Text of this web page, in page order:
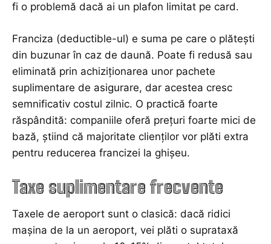
fi o problemă dacă ai un plafon limitat pe card.
Franciza (deductible-ul) e suma pe care o plătești
din buzunar în caz de daună. Poate fi redusă sau
eliminată prin achiziționarea unor pachete
suplimentare de asigurare, dar acestea cresc
semnificativ costul zilnic. O practică foarte
răspândită: companiile oferă prețuri foarte mici de
bază, știind că majoritate clienților vor plăti extra
pentru reducerea francizei la ghișeu.
Taxe suplimentare frecvente
Taxele de aeroport sunt o clasică: dacă ridici
mașina de la un aeroport, vei plăti o suprataxă